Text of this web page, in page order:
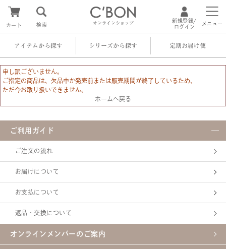
オンラインショップ
カート 検索
新規登録/
ログイン
メニュー
アイテムから探す シリーズから探す 定期お届け便
申し訳ございません。
ご指定の商品は、欠品中か発売前または販売期間が終了しているため、
ただ今お取り扱いできません。
ホームへ戻る
ご利用ガイド
ご注文の流れ
お届けについて
お支払について
返品・交換について
オンラインメンバーのご案内